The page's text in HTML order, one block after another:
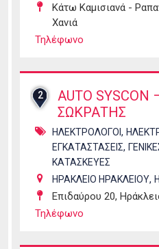
Κάτω Καμισιανά -
Χανιά
Τηλέφωνο
2
AUTO
ΣΩΚΡΑΤΗΣ
ΗΛΕΚΤΡΟΛΟΓΟΙ ,
ΕΓΚΑΤΑΣΤΑΣΕΙΣ,
ΚΑΤΑΣΚΕΥΕΣ
ΗΡΑΚΛΕΙΟ ΗΡΑΚΛΕΙΟΥ,
Επιδαύρου 20,
Τηλέφωνο